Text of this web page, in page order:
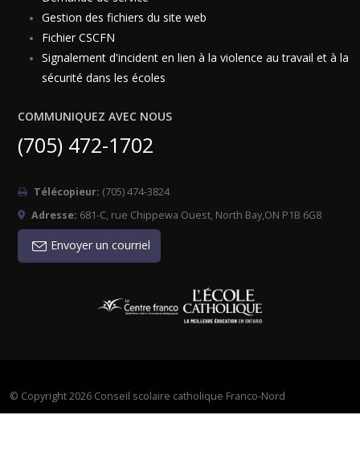
Gestion des fichiers du site web
Fichier CSCFN
Signalement d'incident en lien à la violence au travail et à la
sécurité dans les écoles
COMMUNIQUEZ AVEC NOUS
(705) 472-1702
Télécopieur: (705) 474-3824
Adresse: 681-C, rue Chippewa Ouest, North Bay,ON P1B 6G8
Envoyer un courriel
© Copyright 2026 Conseil scolaire catholique Franco-Nord